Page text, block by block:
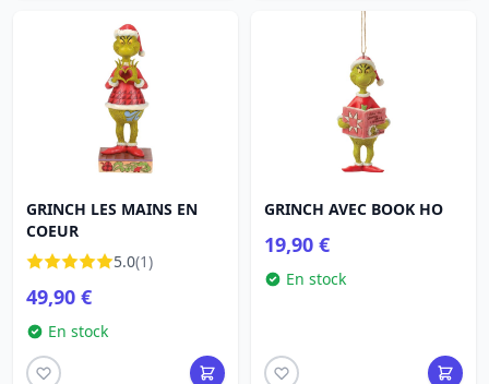
GRINCH LES MAINS EN
COEUR
5.0(1)
49,90 €
En stock
GRINCH AVEC BOOK HO
19,90 €
En stock